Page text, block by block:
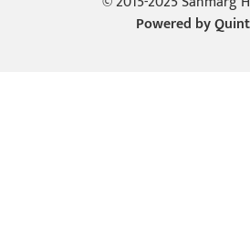
Powered by